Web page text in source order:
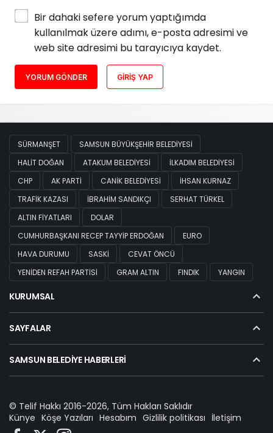
Bir dahaki sefere yorum yaptığımda
kullanılmak üzere adımı, e-posta adresimi ve
web site adresimi bu tarayıcıya kaydet.
YORUM GÖNDER GIRIŞ YAP
SÜRMANŞET
SAMSUN BÜYÜKŞEHIR BELEDIYESI
HALIT DOĞAN
ATAKUM BELEDIYESI
İLKADIM BELEDIYESI
CHP
AK PARTI CANIK BELEDIYESI
İHSAN KURNAZ
TRAFIK KAZASI
İBRAHIM SANDIKÇI
SERHAT TÜRKEL
ALTIN FIYATLARI
DOLAR
CUMHURBAŞKANI RECEP TAYYIP ERDOĞAN
EURO
HAVA DURUMU
SASKİ
CEVAT ÖNCÜ
YENIDEN REFAH PARTISI
GRAM ALTIN FINDIK YANGIN
KURUMSAL
SAYFALAR
SAMSUN BELEDIYE HABERLERI
© Telif Hakkı 2016-2026, Tüm Hakları Saklıdır
Künye Köşe Yazıları Hesabım Gizlilik politikası İletişim